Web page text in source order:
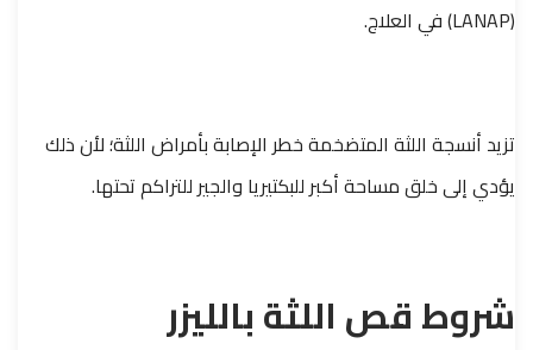
(LANAP) في العلاج.
تزيد أنسجة اللثة المتضخمة خطر الإصابة بأمراض اللثة؛ لأن ذلك
يؤدي إلى خلق مساحة أكبر للبكتيريا والجير للتراكم تحتها.
شروط قص اللثة بالليزر